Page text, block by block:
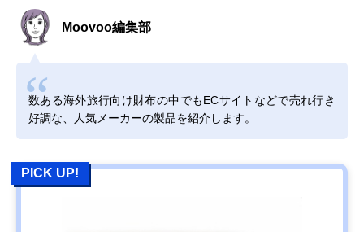
Moovoo編集部
数ある海外旅行向け財布の中でもECサイトなどで売れ行き
好調な、人気メーカーの製品を紹介します。
PICK UP!